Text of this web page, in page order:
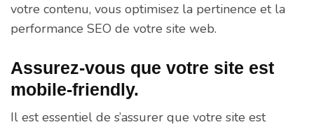
votre contenu, vous optimisez la pertinence et la
performance SEO de votre site web.
Assurez-vous que votre site est
mobile-friendly.
Il est essentiel de s’assurer que votre site est